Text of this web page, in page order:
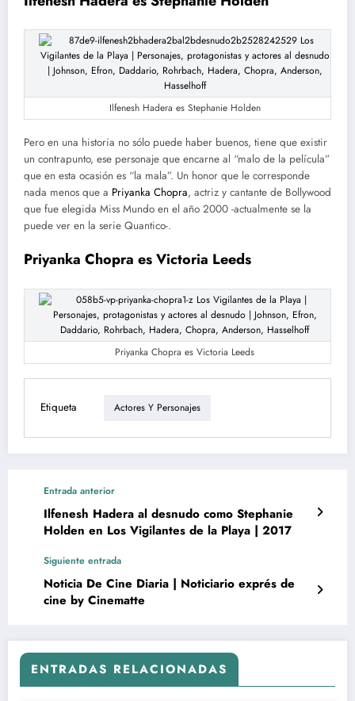
Ilfenesh Hadera es Stephanie Holden
Pero en una historia no sólo puede haber buenos, tiene que existir
un contrapunto, ese personaje que encarne al “malo de la película”
que en esta ocasión es “la mala”. Un honor que le corresponde
nada menos que a Priyanka Chopra, actriz y cantante de Bollywood
que fue elegida Miss Mundo en el año 2000 -actualmente se la
puede ver en la serie Quantico-.
Priyanka Chopra es Victoria Leeds
Priyanka Chopra es Victoria Leeds
Etiqueta Actores Y Personajes
Entrada anterior
Ilfenesh Hadera al desnudo como Stephanie
Holden en Los Vigilantes de la Playa | 2017
Siguiente entrada
Noticia De Cine Diaria | Noticiario exprés de
cine by Cinematte
ENTRADAS RELACIONADAS